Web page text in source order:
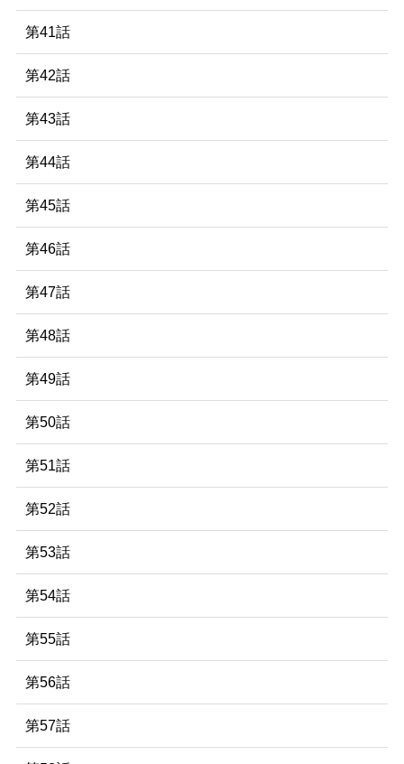
第41話
第42話
第43話
第44話
第45話
第46話
第47話
第48話
第49話
第50話
第51話
第52話
第53話
第54話
第55話
第56話
第57話